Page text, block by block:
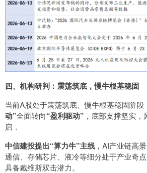
四、机构研判：震荡筑底，慢牛根基稳固
当前A股处于震荡筑底、慢牛根基稳固阶段
动”全面转向“盈利驱动” ，底部支撑坚实
启，
中信建投提出“算力牛”主线 ，AI产业链高
通信、存储芯片、液冷等细分处于产业奇
具备戴维斯双击潜力。